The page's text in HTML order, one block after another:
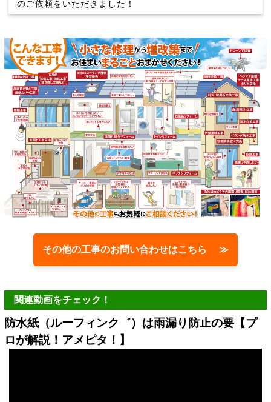
のご依頼をいただきました！
その他の工事のお問い合わせはこちら ≫
関連動画をチェック！
防水紙（ルーフィンク゛）は雨漏り防止の要【プ
ロが解説！アメピタ！】